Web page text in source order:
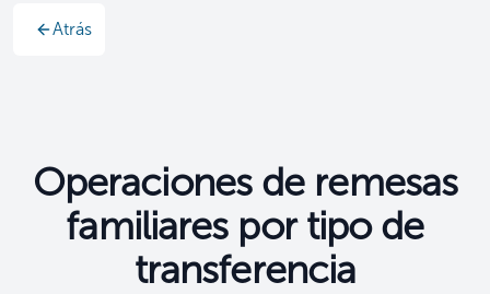
Atrás
Operaciones de remesas
familiares por tipo de
transferencia